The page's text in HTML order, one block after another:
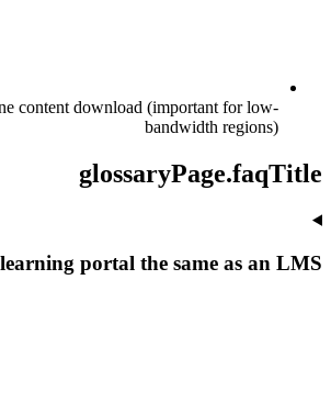
content download (important for low-
bandwidth regions)
glossaryPage.faqTitle
portal the same as an LMS?